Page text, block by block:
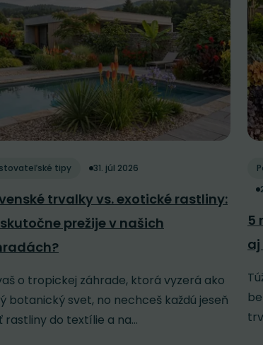
tipy 31. júl 2026
trvalky vs. exotické rastliny:
prežije v našich
o tropickej záhrade, ktorá vyzerá ako
botanický svet, no nechceš každú jeseň
rastliny do textílie a na...
5